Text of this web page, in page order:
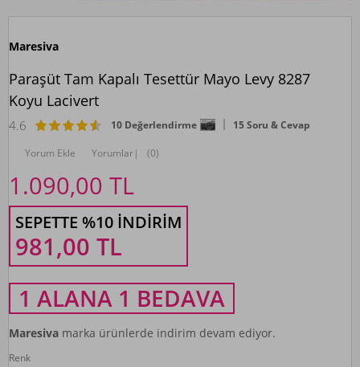
Maresiva
Paraşüt Tam Kapalı Tesettür Mayo Levy 8287
Koyu Lacivert
4.6 10 Değerlendirme 15 Soru & Cevap
Yorum Ekle Yorumlar| (0)
1.090,00 TL
SEPETTE %10 İNDIRIM
981,00 TL
1 ALANA 1 BEDAVA
Maresiva marka ürünlerde indirim devam ediyor.
Renk